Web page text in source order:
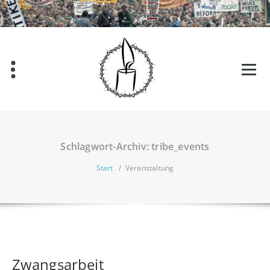
Zum
Inhalt
springen
Schlagwort-Archiv: tribe_events
Start / Veranstaltung
Zwangsarbeit